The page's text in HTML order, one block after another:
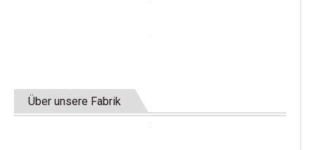
Über unsere Fabrik